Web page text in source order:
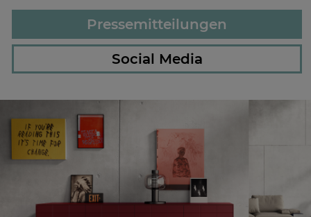
Pressemitteilungen
Social Media